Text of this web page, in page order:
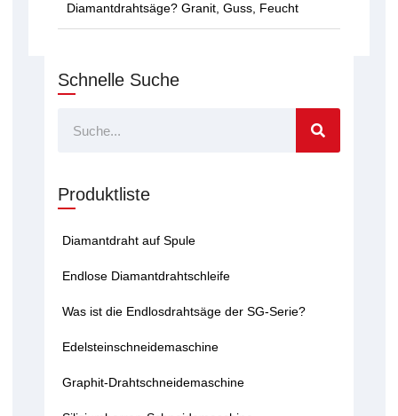
Diamantdrahtsäge? Granit, Guss, Feucht
Schnelle Suche
Suche
Produktliste
Diamantdraht auf Spule
Endlose Diamantdrahtschleife
Was ist die Endlosdrahtsäge der SG-Serie?
Edelsteinschneidemaschine
Graphit-Drahtschneidemaschine